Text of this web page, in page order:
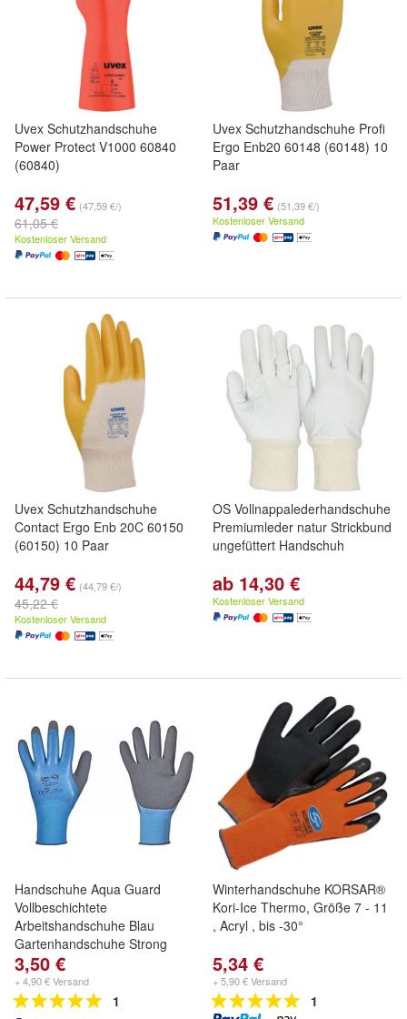
Uvex Schutzhandschuhe
Power Protect V1000 60840
(60840)
47,59 € (47,59 €/)
61,05 €
Kostenloser Versand
Uvex Schutzhandschuhe Profi
Ergo Enb20 60148 (60148) 10
Paar
51,39 € (51,39 €/)
Kostenloser Versand
Uvex Schutzhandschuhe
Contact Ergo Enb 20C 60150
(60150) 10 Paar
44,79 € (44,79 €/)
45,22 €
Kostenloser Versand
OS Vollnappalederhandschuhe
Premiumleder natur Strickbund
ungefüttert Handschuh
ab 14,30 €
Kostenloser Versand
Handschuhe Aqua Guard
Vollbeschichtete
Arbeitshandschuhe Blau
Gartenhandschuhe Strong
3,50 €
+ 4,90 € Versand
1
Winterhandschuhe KORSAR®
Kori-Ice Thermo, Größe 7 - 11
, Acryl , bis -30°
5,34 €
+ 5,90 € Versand
1